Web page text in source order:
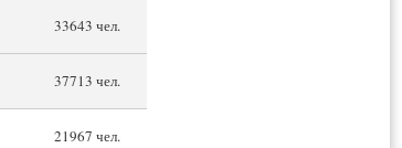
33643 чел.
37713 чел.
21967 чел.